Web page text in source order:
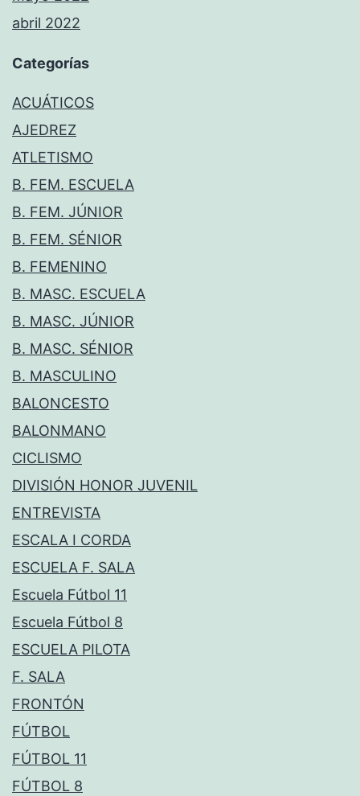
abril 2022
Categorías
ACUÁTICOS
AJEDREZ
ATLETISMO
B. FEM. ESCUELA
B. FEM. JÚNIOR
B. FEM. SÉNIOR
B. FEMENINO
B. MASC. ESCUELA
B. MASC. JÚNIOR
B. MASC. SÉNIOR
B. MASCULINO
BALONCESTO
BALONMANO
CICLISMO
DIVISIÓN HONOR JUVENIL
ENTREVISTA
ESCALA I CORDA
ESCUELA F. SALA
Escuela Fútbol 11
Escuela Fútbol 8
ESCUELA PILOTA
F. SALA
FRONTÓN
FÚTBOL
FÚTBOL 11
FÚTBOL 8